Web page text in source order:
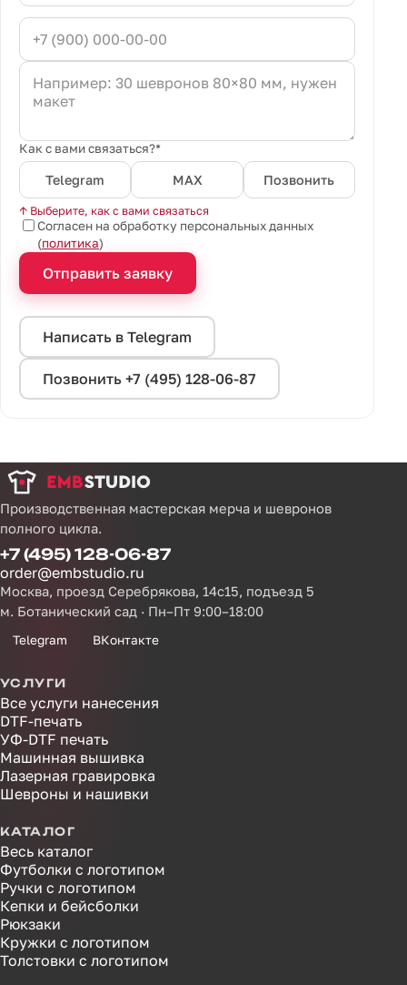
Как с вами связаться?*
Telegram MAX Позвонить
↑ Выберите, как с вами связаться
Согласен на обработку персональных данных
(политика)
Отправить заявку
Написать в Telegram
Позвонить +7 (495) 128-06-87
Производственная мастерская мерча и шевронов
полного цикла.
+7 (495) 128-06-87
order@embstudio.ru
Москва, проезд Серебрякова, 14с15, подъезд 5
м. Ботанический сад · Пн–Пт 9:00–18:00
Telegram ВКонтакте
УСЛУГИ
Все услуги нанесения
DTF-печать
УФ-DTF печать
Машинная вышивка
Лазерная гравировка
Шевроны и нашивки
КАТАЛОГ
Весь каталог
Футболки с логотипом
Ручки с логотипом
Кепки и бейсболки
Рюкзаки
Кружки с логотипом
Толстовки с логотипом